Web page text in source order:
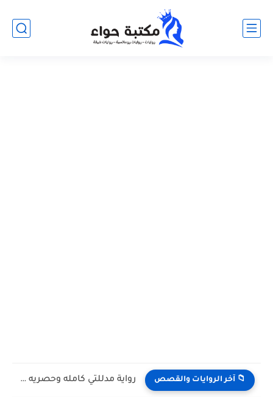
📁 آخر الروايات والقصص رواية مدللتي كامله وحصريه بقلم اسراء حمدي